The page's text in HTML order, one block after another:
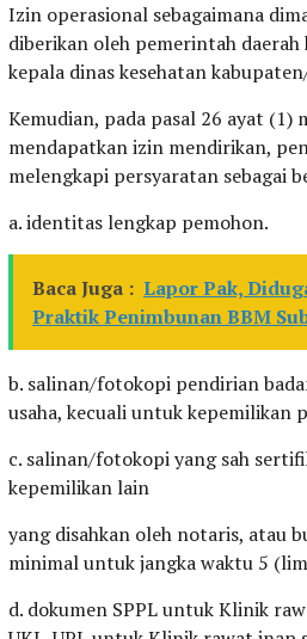
Izin operasional sebagaimana
diberikan oleh pemerintah
kepala dinas kesehatan
Kemudian, pada pasal 26 ayat (1)
mendapatkan izin mendirikan,
melengkapi persyaratan sebagai
a. identitas lengkap pemohon.
Baca Juga : Lapor Pak,
Praktik Penimbunan BBM
b. salinan/fotokopi pendirian
usaha, kecuali untuk kepemilikan
c. salinan/fotokopi yang sah
kepemilikan lain
yang disahkan oleh notaris, atau
minimal untuk jangka waktu 5
d. dokumen SPPL untuk Klinik